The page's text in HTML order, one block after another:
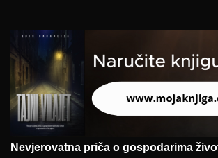
Nevjerovatna priča o gospodarima